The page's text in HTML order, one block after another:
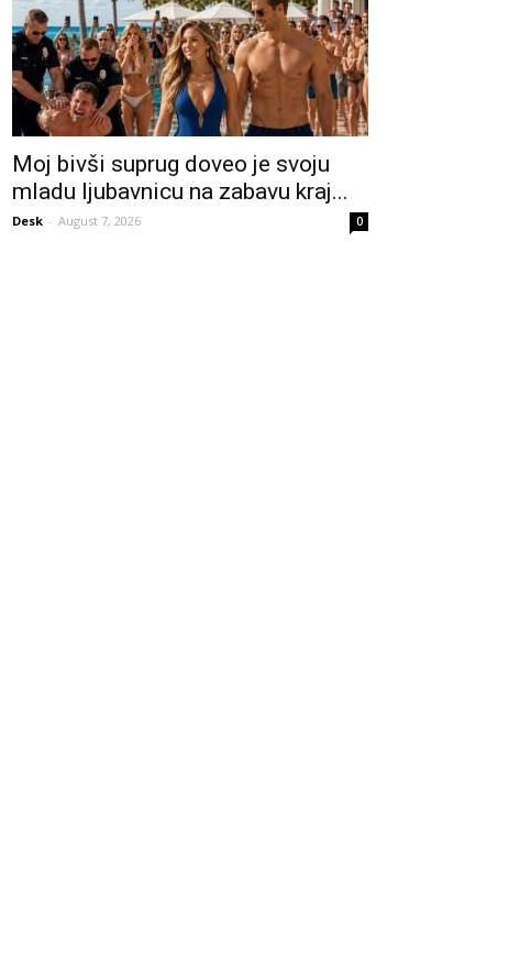
Moj bivši suprug doveo je svoju
mladu ljubavnicu na zabavu kraj...
Desk - August 7, 2026 0